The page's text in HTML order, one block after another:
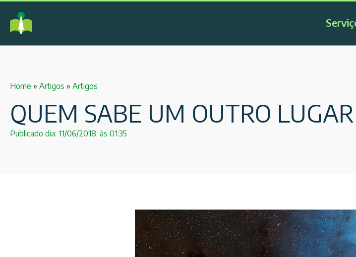
Home » Artigos » Artigos
QUEM SABE UM OUTRO
Publicado dia: 11/06/2018 às 01:35